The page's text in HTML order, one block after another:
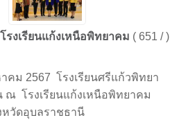
งเรียนแก้งเหนือพิทยาคม ( 651 / )
คม 2567 โรงเรียนศรีแก้วพิทยา
ณ โรงเรียนแก้งเหนือพิทยาคม
หวัดอุบลราชธานี